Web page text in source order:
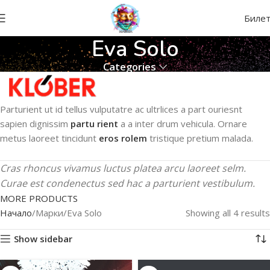
Eva Solo
Categories
Parturient ut id tellus vulputatre ac ultrlices a part ouriesnt
sapien dignissim partu rient a a inter drum vehicula. Ornare
metus laoreet tincidunt eros rolem tristique pretium malada.
Cras rhoncus vivamus luctus platea arcu laoreet selm.
Curae est condenectus sed hac a parturient vestibulum.
MORE PRODUCTS
Начало Марки Eva Solo Showing all 4 results
Show sidebar